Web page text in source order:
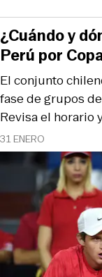
31 ENERO
El conjunto
fase de grupos
Revisa el horario
¿Cuándo y
Perú por